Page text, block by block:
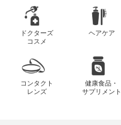
ドクターズ
コスメ
ヘアケア
コンタクト
レンズ
健康食品・
サプリメント